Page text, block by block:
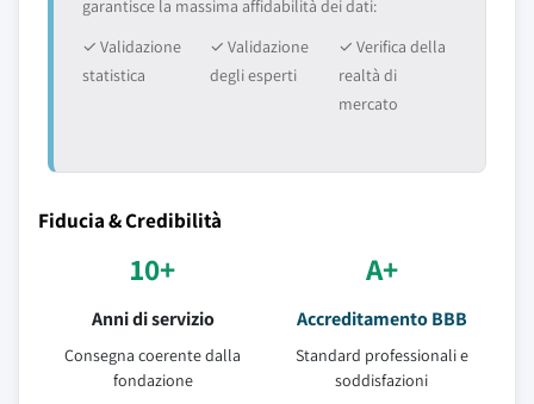
garantisce la massima affidabilità dei dati:
✓ Validazione
statistica
✓ Validazione
degli esperti
✓ Verifica della
realtà di
mercato
Fiducia & Credibilità
10+
Anni di servizio
Consegna coerente dalla
fondazione
A+
Accreditamento BBB
Standard professionali e
soddisfazioni